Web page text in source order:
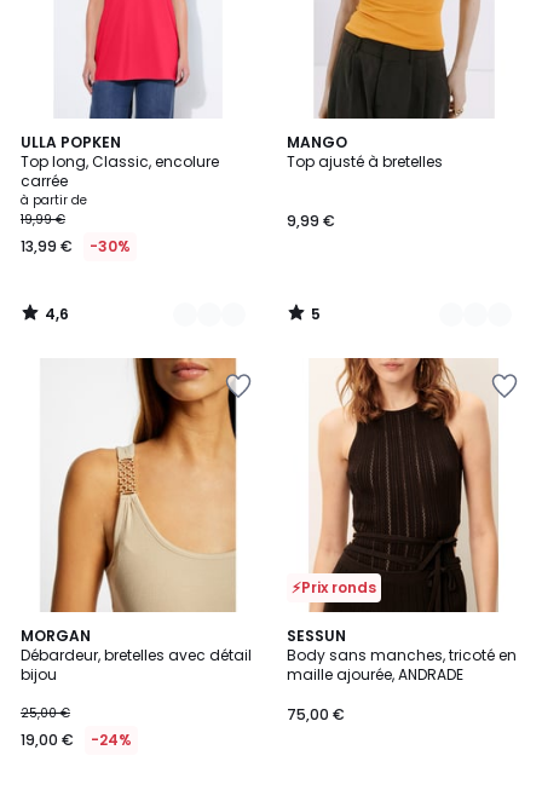
ULLA POPKEN
Top long, Classic, encolure
carrée
à partir de
19,99 €
13,99 € -30%
4,6
/ 5
26
Couleurs
4,6
/
MANGO
Top ajusté à bretelles
9,99 €
5
/
2
Couleurs
5
/
MORGAN
Débardeur, bretelles avec détail
bijou
25,00 €
19,00 € -24%
4,6
/ 5
⚡Prix ronds
SESSUN
Body sans manches, tricoté en
maille ajourée, ANDRADE
75,00 €